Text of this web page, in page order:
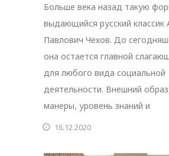
Больше века назад такую
выдающийся русский классик
Павлович Чехов. До
она остается главной
для любого вида социальной
деятельности. Внешний
манеры, уровень знаний и
16.12.2020